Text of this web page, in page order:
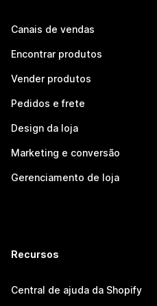
Canais de vendas
Encontrar produtos
Vender produtos
Pedidos e frete
Design da loja
Marketing e conversão
Gerenciamento de loja
Recursos
Central de ajuda da Shopify